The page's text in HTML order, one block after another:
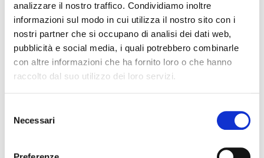
analizzare il nostro traffico. Condividiamo inoltre
informazioni sul modo in cui utilizza il nostro sito con i
nostri partner che si occupano di analisi dei dati web,
pubblicità e social media, i quali potrebbero combinarle
con altre informazioni che ha fornito loro o che hanno
raccolto dal suo utilizzo dei loro servizi.
delNecessari